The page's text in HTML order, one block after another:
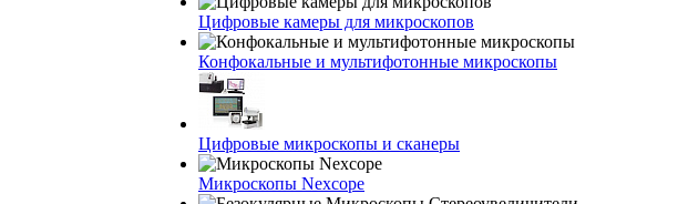
Цифровые камеры для микроскопов
Конфокальные и мультифотонные микроскопы
Цифровые микроскопы и сканеры
Микроскопы Nexcope